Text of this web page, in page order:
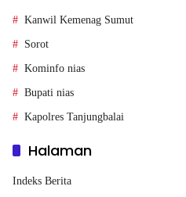
Kanwil Kemenag Sumut
Sorot
Kominfo nias
Bupati nias
Kapolres Tanjungbalai
Halaman
Indeks Berita